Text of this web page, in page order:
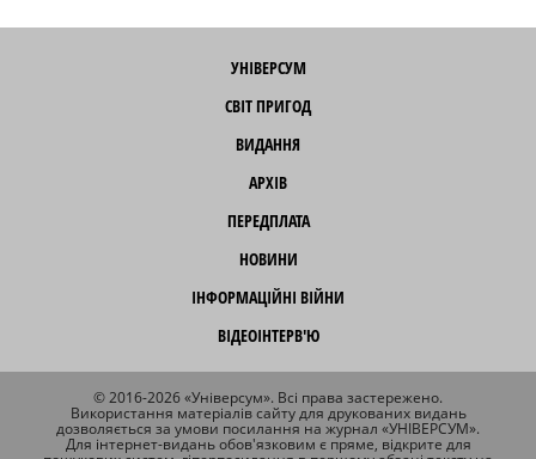
УНІВЕРСУМ
СВІТ ПРИГОД
ВИДАННЯ
АРХІВ
ПЕРЕДПЛАТА
НОВИНИ
ІНФОРМАЦІЙНІ ВІЙНИ
ВІДЕОІНТЕРВ'Ю
© 2016-2026 «Універсум». Всі права застережено.
Використання матеріалів сайту для друкованих видань
дозволяється за умови посилання на журнал «УНІВЕРСУМ».
Для інтернет-видань обов'язковим є пряме, відкрите для